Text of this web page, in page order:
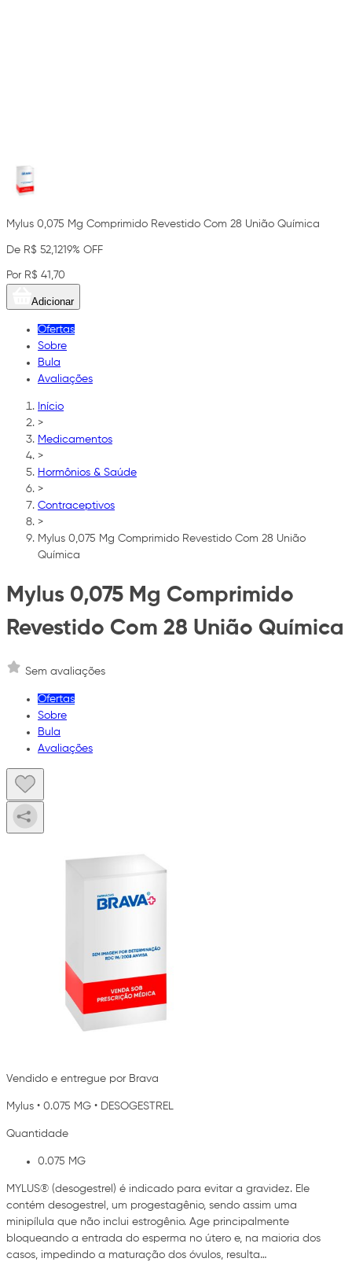
Mylus 0,075 Mg Comprimido Revestido Com 28 União Química
De R$ 52,1219% OFF
Por R$ 41,70
Adicionar
Ofertas
Sobre
Bula
Avaliações
Início
>
Medicamentos
>
Hormônios & Saúde
>
Contraceptivos
>
Mylus 0,075 Mg Comprimido Revestido Com 28 União
Química
Mylus 0,075 Mg Comprimido
Revestido Com 28 União Química
Sem avaliações
Ofertas
Sobre
Bula
Avaliações
Vendido e entregue por Brava
Mylus • 0.075 MG • DESOGESTREL
Quantidade
0.075 MG
MYLUS® (desogestrel) é indicado para evitar a gravidez. Ele
contém desogestrel, um progestagênio, sendo assim uma
minipílula que não inclui estrogênio. Age principalmente
bloqueando a entrada do esperma no útero e, na maioria dos
casos, impedindo a maturação dos óvulos, resulta…